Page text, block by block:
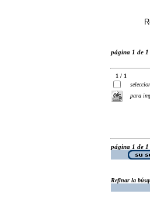
página 1 de 1
1 / 1
para
página 1 de 1
Refinar la